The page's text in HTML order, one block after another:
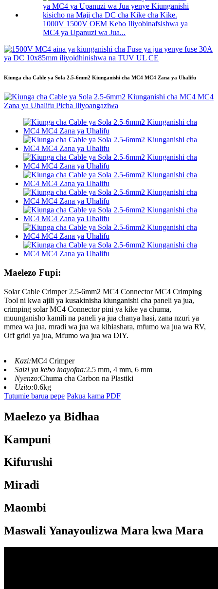
1000V 1500V OEM Kebo Iliyobinafsishwa ya
MC4 ya Upanuzi wa Jua...
Kiunga cha Cable ya Sola 2.5-6mm2 Kiunganishi cha MC4 MC4 Zana ya Uhalifu
Maelezo Fupi:
Solar Cable Crimper 2.5-6mm2 MC4 Connector MC4 Crimping
Tool ni kwa ajili ya kusakinisha kiunganishi cha paneli ya jua,
crimping solar MC4 Connector pini ya kike ya chuma,
muunganisho kamili na paneli ya jua chanya hasi, zana nzuri ya
mmea wa jua, mradi wa jua wa kibiashara, mfumo wa jua wa RV,
Off gridi ya jua, Mfumo wa jua wa DIY.
Kazi:MC4 Crimper
Saizi ya kebo inayofaa:2.5 mm, 4 mm, 6 mm
Nyenzo:Chuma cha Carbon na Plastiki
Uzito:0.6kg
Tutumie barua pepe Pakua kama PDF
Maelezo ya Bidhaa
Kampuni
Kifurushi
Miradi
Maombi
Maswali Yanayoulizwa Mara kwa Mara